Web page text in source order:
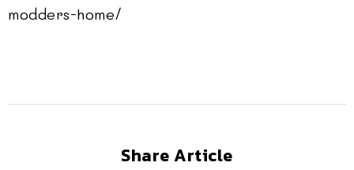
modders-home/
Share Article